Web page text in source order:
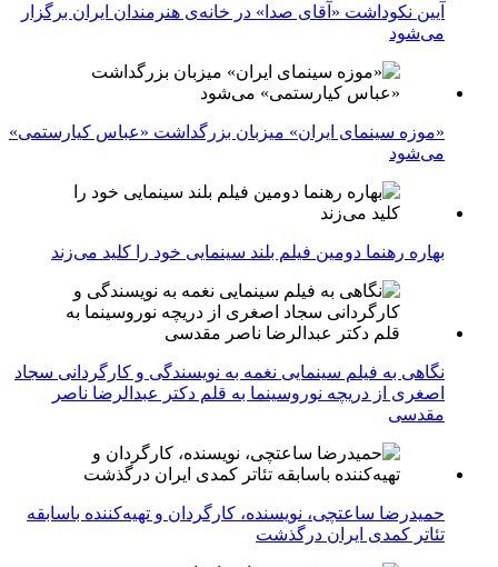
آیین نکوداشت «آقای صدا» در خانه‌ی هنرمندان ایران برگزار
می‌شود
«موزه سینمای ایران» میزبان بزرگداشت «عباس کیارستمی»
می‌شود
بهاره رهنما دومین فیلم بلند سینمایی خود را کلید می‌زند
نگاهی به فیلم سینمایی نغمه به نویسندگی و کارگردانی سجاد
اصغری از دریچه نوروسینما به قلم دکتر عبدالرضا ناصر
مقدسی
حمیدرضا ساعتچی، نویسنده، کارگردان و تهیه‌کننده باسابقه
تئاتر کمدی ایران درگذشت